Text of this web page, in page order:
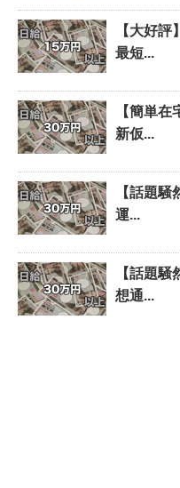
【大好
最短...
【簡単
新仮...
【話題
運...
【話題
想通...